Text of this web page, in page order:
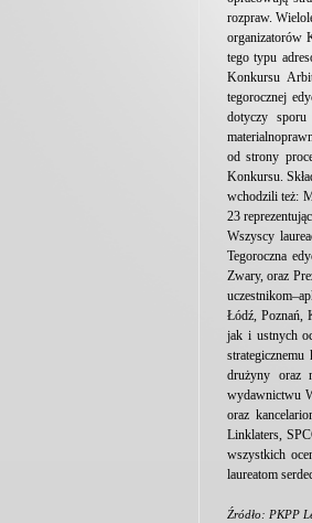
rozpraw.
organizatorów
tego typu
Konkursu
tegorocznej
dotyczy sporu
od strony
Konkursu.
wchodzili też:
23
Wszyscy
Tegoroczna
Zwary, oraz
Łódź, Poznań,
jak i ustnych
drużyny oraz
wydawnictwu
oraz
Linklaters,
wszystkich
laureatom
Źródło: PKPP